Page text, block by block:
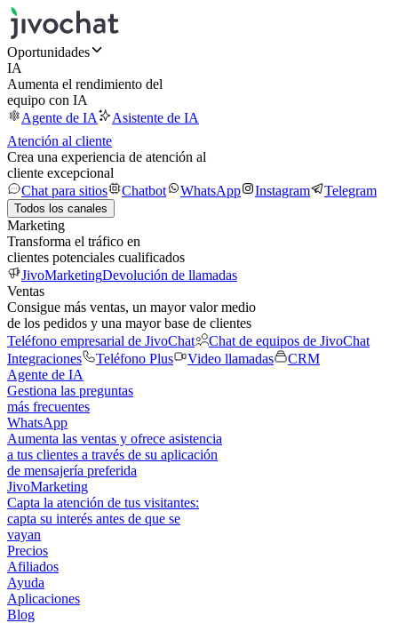
Oportunidades
IA
Aumenta el rendimiento del
equipo con IA
Agente de IA
Asistente de IA
Atención al cliente
Crea una experiencia de atención al
cliente excepcional
Chat para sitios
Chatbot WhatsApp Instagram Telegram
Todos los canales
Marketing
Transforma el tráfico en
clientes potenciales cualificados
JivoMarketingDevolución de llamadas
Ventas
Consigue más ventas, un mayor valor medio
de los pedidos y una mayor base de clientes
Teléfono empresarial de JivoChat
Chat de equipos de JivoChat
Integraciones
Teléfono Plus Video llamadas
CRM
Agente de IA
Gestiona las preguntas
más frecuentes
WhatsApp
Aumenta las ventas y ofrece asistencia
a tus clientes a través de su aplicación
de mensajería preferida
JivoMarketing
Capta la atención de tus visitantes:
capta su interés antes de que se
vayan
Precios
Afiliados
Ayuda
Aplicaciones
Blog